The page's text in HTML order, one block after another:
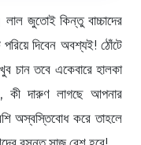
লাল জুতোই কিন্তু বাচ্চাদের
দিবেন অবশ্যই! ঠোঁটে
চান তবে একেবারে হালকা
কী দারুণ লাগছে আপনার
অস্বস্তিবোধ করে তাহলে